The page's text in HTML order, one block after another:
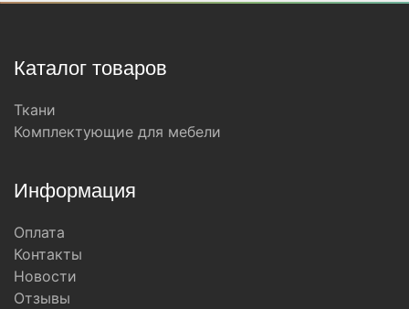
Каталог товаров
Ткани
Комплектующие для мебели
Информация
Оплата
Контакты
Новости
Отзывы